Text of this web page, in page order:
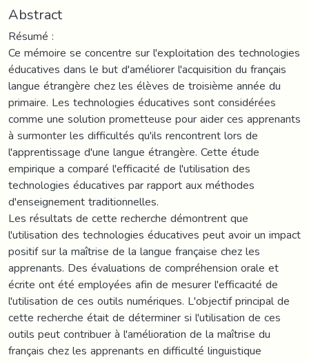
Abstract
Résumé :
Ce mémoire se concentre sur l'exploitation des technologies
éducatives dans le but d'améliorer l'acquisition du français
langue étrangère chez les élèves de troisième année du
primaire. Les technologies éducatives sont considérées
comme une solution prometteuse pour aider ces apprenants
à surmonter les difficultés qu'ils rencontrent lors de
l'apprentissage d'une langue étrangère. Cette étude
empirique a comparé l'efficacité de l'utilisation des
technologies éducatives par rapport aux méthodes
d'enseignement traditionnelles.
Les résultats de cette recherche démontrent que
l'utilisation des technologies éducatives peut avoir un impact
positif sur la maîtrise de la langue française chez les
apprenants. Des évaluations de compréhension orale et
écrite ont été employées afin de mesurer l'efficacité de
l'utilisation de ces outils numériques. L'objectif principal de
cette recherche était de déterminer si l'utilisation de ces
outils peut contribuer à l'amélioration de la maîtrise du
français chez les apprenants en difficulté linguistique